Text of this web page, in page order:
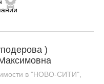
)
в "НОВО-СИТИ",